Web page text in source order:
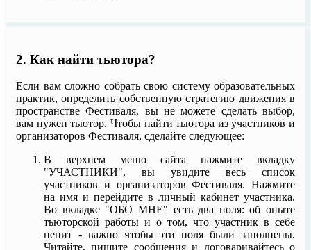
2. Как найти тьютора?
Если вам сложно собрать свою систему образовательных
практик, определить собственную стратегию движения в
пространстве Фестиваля, вы не можете сделать выбор,
вам нужен тьютор. Чтобы найти тьютора из участников и
организаторов Фестиваля, сделайте следующее:
В верхнем меню сайта нажмите вкладку
"УЧАСТНИКИ", вы увидите весь список
участников и организаторов Фестиваля. Нажмите
на имя и перейдите в личный кабинет участника.
Во вкладке "ОБО МНЕ" есть два поля: об опыте
тьюторской работы и о том, что участник в себе
ценит - важно чтобы эти поля были заполнены.
Читайте, пишите сообщения и договаривайтесь о